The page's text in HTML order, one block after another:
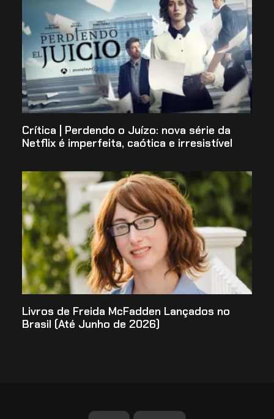
Crítica | Perdendo o Juízo: nova série da
Netflix é imperfeita, caótica e irresistível
Livros de Freida McFadden Lançados no
Brasil (Até Junho de 2026)